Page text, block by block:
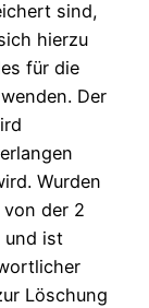
sind,
hierzu
für die
Der
Wurden
der 2
und ist
Löschung